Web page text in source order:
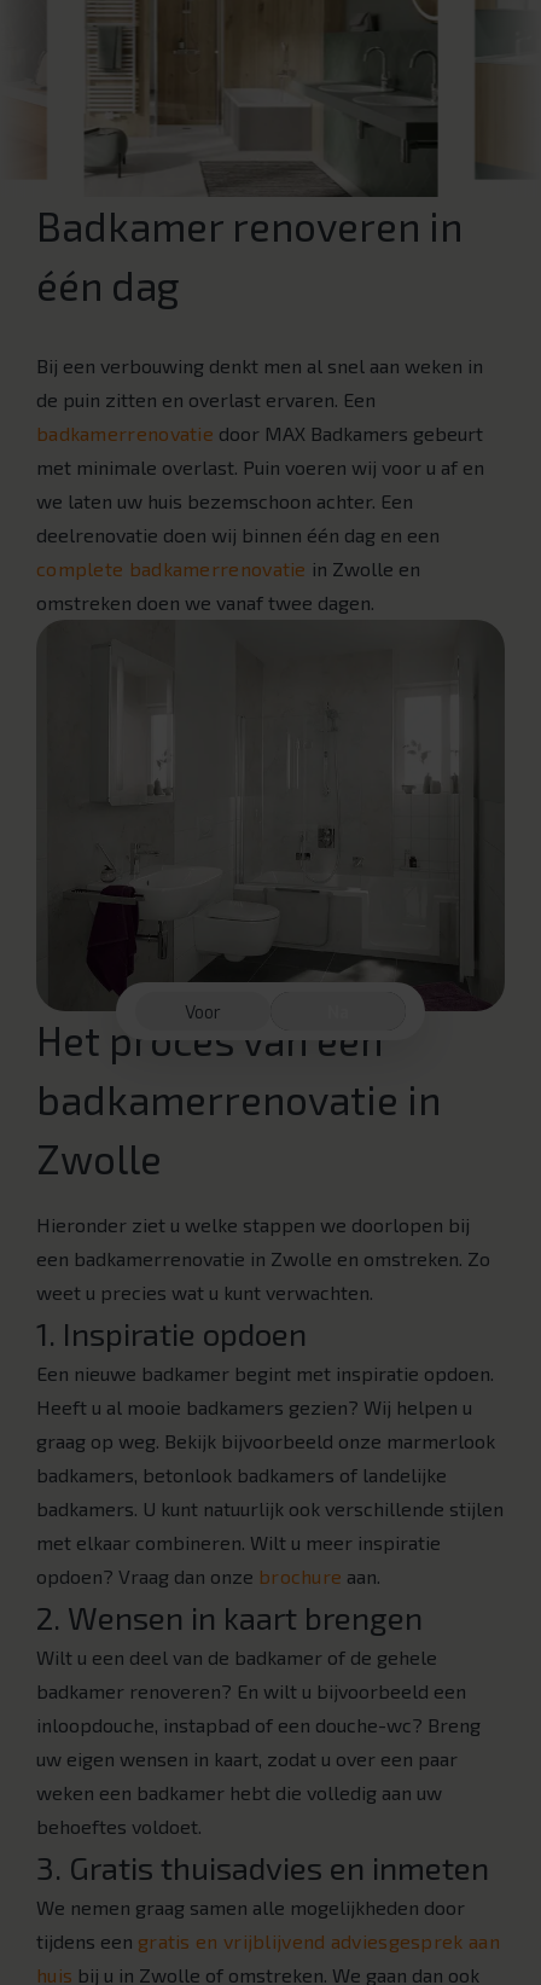
Badkamer renoveren in
één dag
Bij een verbouwing denkt men al snel aan weken in
de puin zitten en overlast ervaren. Een
badkamerrenovatie door MAX Badkamers gebeurt
met minimale overlast. Puin voeren wij voor u af en
we laten uw huis bezemschoon achter. Een
deelrenovatie doen wij binnen één dag en een
complete badkamerrenovatie in Zwolle en
omstreken doen we vanaf twee dagen.
Voor
Het proces van een
badkamerrenovatie in
Zwolle
Hieronder ziet u welke stappen we doorlopen bij
een badkamerrenovatie in Zwolle en omstreken. Zo
weet u precies wat u kunt verwachten.
1. Inspiratie opdoen
Een nieuwe badkamer begint met inspiratie opdoen.
Heeft u al mooie badkamers gezien? Wij helpen u
graag op weg. Bekijk bijvoorbeeld onze marmerlook
badkamers, betonlook badkamers of landelijke
badkamers. U kunt natuurlijk ook verschillende stijlen
met elkaar combineren. Wilt u meer inspiratie
opdoen? Vraag dan onze brochure aan.
2. Wensen in kaart brengen
Wilt u een deel van de badkamer of de gehele
badkamer renoveren? En wilt u bijvoorbeeld een
inloopdouche, instapbad of een douche-wc? Breng
uw eigen wensen in kaart, zodat u over een paar
weken een badkamer hebt die volledig aan uw
behoeftes voldoet.
3. Gratis thuisadvies en inmeten
We nemen graag samen alle mogelijkheden door
tijdens een gratis en vrijblijvend adviesgesprek aan
huis bij u in Zwolle of omstreken. We gaan dan ook